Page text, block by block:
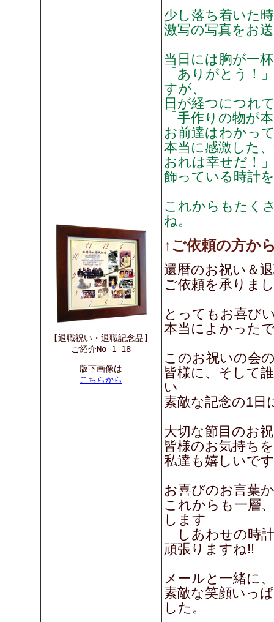
【退職祝い・退職記念品】
ご紹介No 1-18
版下画像は
こちらから
少し落ち着いた
激写の写真をお
当日には胸が一
「ありがとう！
すが、
日が経つにつれ
「手作りの物が
お前達はわかっ
本当に感激した
おれは幸せだ！
飾っている時計
これからもたく
ね。
↑ご依頼の方か
還暦のお祝い＆
ご依頼を承りま
とってもお喜び
本当によかった
このお祝いの会
皆様に、そして
い
素敵な記念の1日
大切な節目のお
皆様のお気持ち
私達も嬉しいで
お喜びのお言葉
これからも一層
します
「しあわせの時
頑張りますね!!
メールと一緒に、
素敵な笑顔いっ
した。